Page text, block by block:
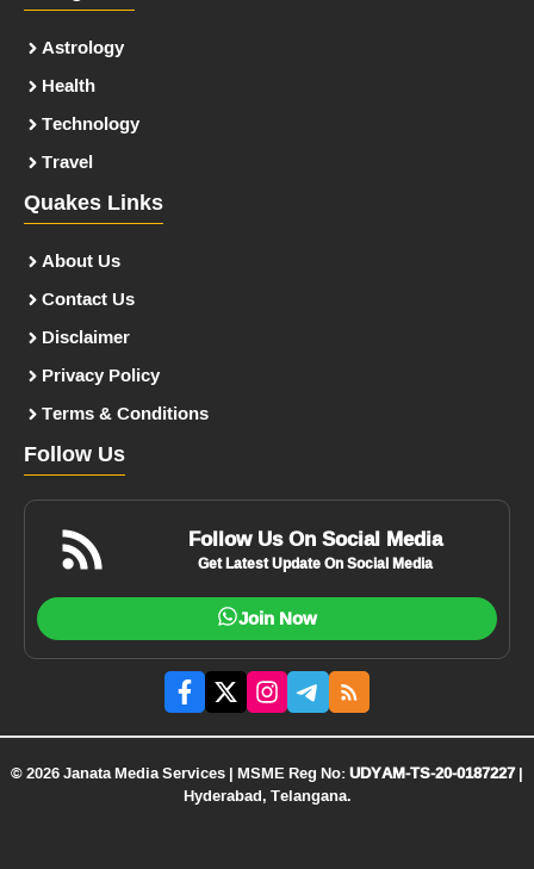
Astrology
Health
Technology
Travel
Quakes Links
About Us
Contact Us
Disclaimer
Privacy Policy
Terms & Conditions
Follow Us
Follow Us On Social Media
Get Latest Update On Social Media
Join Now
© 2026 Janata Media Services | MSME Reg No:UDYAM-TS-20-0187227|
Hyderabad, Telangana.